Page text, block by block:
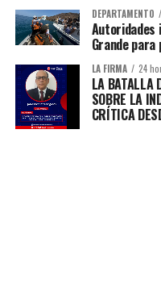
DEPARTAMENTO
Autoridades
Grande
LA FIRMA 24
LA BATALLA
SOBRE LA
CRÍTICA